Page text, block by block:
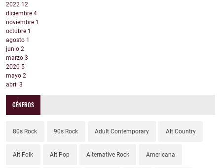
2022 12
diciembre 4
noviembre 1
octubre 1
agosto 1
junio 2
marzo 3
2020 5
mayo 2
abril 3
GÉNEROS
80s Rock 90s Rock Adult Contemporary Alt Country
Alt Folk Alt Pop Alternative Rock Americana